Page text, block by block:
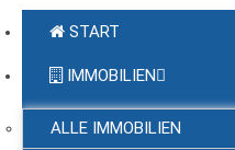
START
IMMOBILIEN
ALLE IMMOBILIEN